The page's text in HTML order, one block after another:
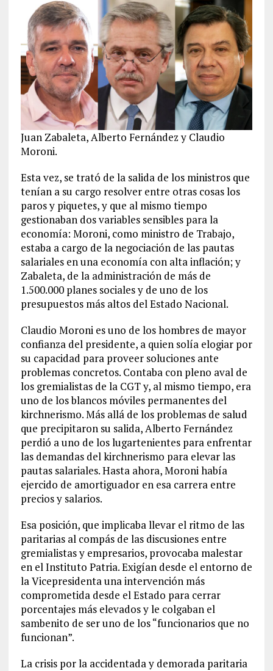
Juan Zabaleta, Alberto Fernández y Claudio
Moroni.
Esta vez, se trató de la salida de los ministros que
tenían a su cargo resolver entre otras cosas los
paros y piquetes, y que al mismo tiempo
gestionaban dos variables sensibles para la
economía: Moroni, como ministro de Trabajo,
estaba a cargo de la negociación de las pautas
salariales en una economía con alta inflación; y
Zabaleta, de la administración de más de
1.500.000 planes sociales y de uno de los
presupuestos más altos del Estado Nacional.
Claudio Moroni es uno de los hombres de mayor
confianza del presidente, a quien solía elogiar por
su capacidad para proveer soluciones ante
problemas concretos. Contaba con pleno aval de
los gremialistas de la CGT y, al mismo tiempo, era
uno de los blancos móviles permanentes del
kirchnerismo. Más allá de los problemas de salud
que precipitaron su salida, Alberto Fernández
perdió a uno de los lugartenientes para enfrentar
las demandas del kirchnerismo para elevar las
pautas salariales. Hasta ahora, Moroni había
ejercido de amortiguador en esa carrera entre
precios y salarios.
Esa posición, que implicaba llevar el ritmo de las
paritarias al compás de las discusiones entre
gremialistas y empresarios, provocaba malestar
en el Instituto Patria. Exigían desde el entorno de
la Vicepresidenta una intervención más
comprometida desde el Estado para cerrar
porcentajes más elevados y le colgaban el
sambenito de ser uno de los “funcionarios que no
funcionan”.
La crisis por la accidentada y demorada paritaria